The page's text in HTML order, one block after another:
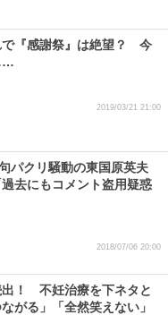
で『感謝祭』は絶望？ 今
2019/03/21 21:00
パクリ騒動の東国原英夫
去にもコメント盗用疑惑
2018/07/06 20:00
出！ 不妊治療を下ネタと
がる」「全然笑えない」